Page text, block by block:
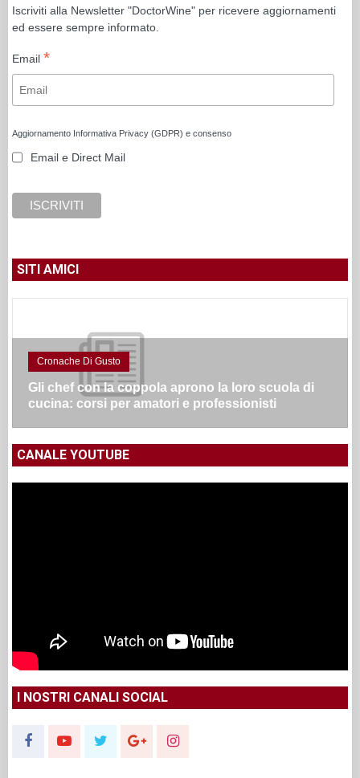
Iscriviti alla Newsletter "DoctorWine" per ricevere aggiornamenti
ed essere sempre informato.
Email *
Aggiornamento Informativa Privacy (GDPR) e consenso
Email e Direct Mail
SITI AMICI
Cronache Di Gusto
Gli chef con la coppola aprono la loro scuola di
cucina: corsi per amatori e professionisti
CANALE YOUTUBE
I NOSTRI CANALI SOCIAL